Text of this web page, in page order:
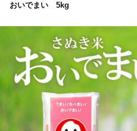
おいでまい 5kg